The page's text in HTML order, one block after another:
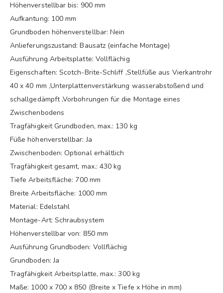
Höhenverstellbar bis: 900 mm
Aufkantung: 100 mm
Grundboden höhenverstellbar: Nein
Anlieferungszustand: Bausatz (einfache Montage)
Ausführung Arbeitsplatte: Vollflächig
Eigenschaften: Scotch-Brite-Schliff ,Stellfüße aus Vierkantrohr
40 x 40 mm ,Unterplattenverstärkung wasserabstoßend und
schallgedämpft ,Vorbohrungen für die Montage eines
Zwischenbodens
Tragfähigkeit Grundboden, max.: 130 kg
Füße höhenverstellbar: Ja
Zwischenboden: Optional erhältlich
Tragfähigkeit gesamt, max.: 430 kg
Tiefe Arbeitsfläche: 700 mm
Breite Arbeitsfläche: 1000 mm
Material: Edelstahl
Montage-Art: Schraubsystem
Höhenverstellbar von: 850 mm
Ausführung Grundboden: Vollflächig
Grundboden: Ja
Tragfähigkeit Arbeitsplatte, max.: 300 kg
Maße: 1000 x 700 x 850 (Breite x Tiefe x Höhe in mm)